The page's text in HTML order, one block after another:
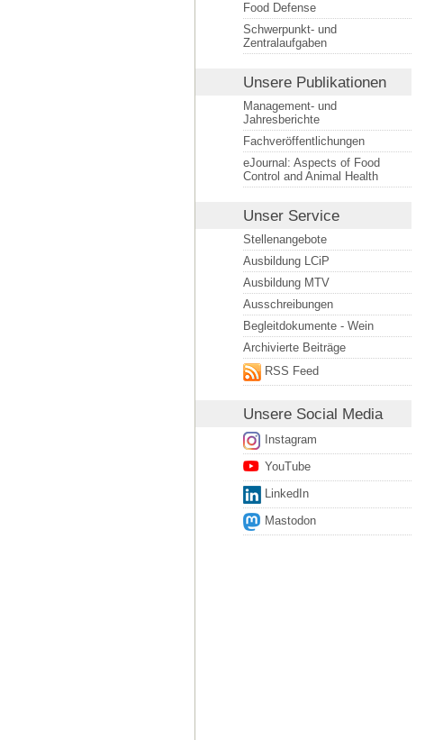
Food Defense
Schwerpunkt- und
Zentralaufgaben
Unsere Publikationen
Management- und
Jahresberichte
Fachveröffentlichungen
eJournal: Aspects of Food
Control and Animal Health
Unser Service
Stellenangebote
Ausbildung LCiP
Ausbildung MTV
Ausschreibungen
Begleitdokumente - Wein
Archivierte Beiträge
RSS Feed
Unsere Social Media
Instagram
YouTube
LinkedIn
Mastodon